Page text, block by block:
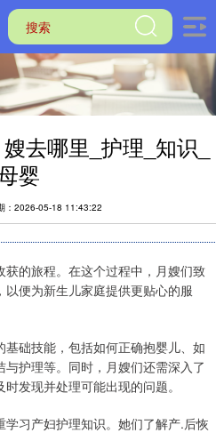
去哪里_护理_知识_
婴
：2026-05-18 11:43:22
获的旅程。在这个过程中，月嫂们致
便为新生儿家庭提供更贴心的服
础技能，包括如何正确抱婴儿、如
护理等。同时，月嫂们还需深入了
发现并处理可能出现的问题。
习产妇护理知识。她们了解产.后恢